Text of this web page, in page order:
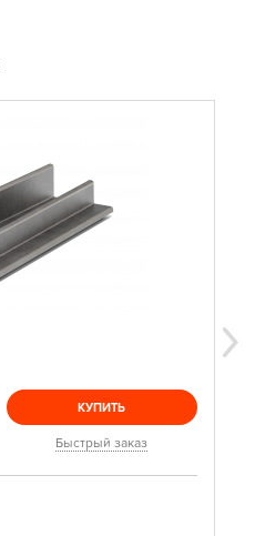
КУПИТЬ
Быстрый заказ